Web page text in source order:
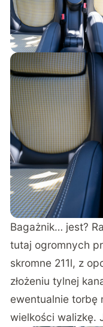
Bagażnik… jest?
tutaj ogromnych
skromne 211l, z
złożeniu tylnej
ewentualnie torbę
wielkości walizkę.